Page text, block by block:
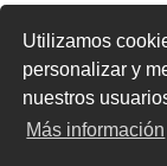
Utilizamos
personalizar y
nuestros
Más información
© 2026 Todos los
o parcial,